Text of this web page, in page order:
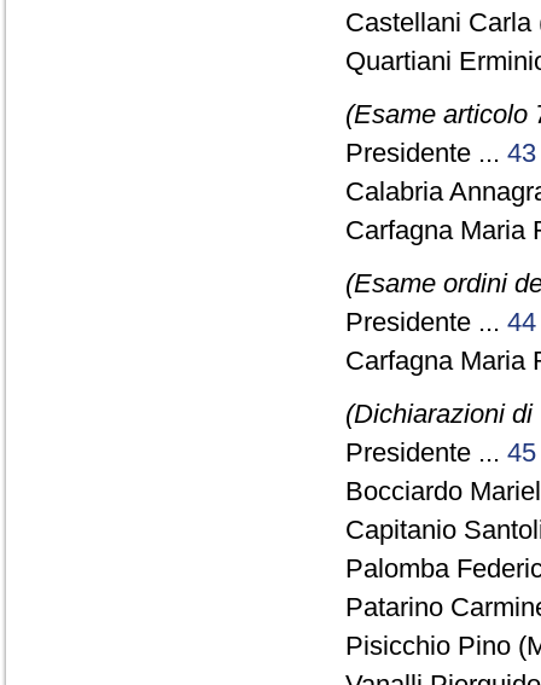
Castellani
Quartiani
(Esame articolo
Presidente ... 43
Calabria
Carfagna Maria
(Esame ordini
Presidente ... 44
Carfagna Maria
(Dichiarazioni
Presidente ... 45
Bocciardo
Capitanio
Palomba
Patarino
Pisicchio Pino